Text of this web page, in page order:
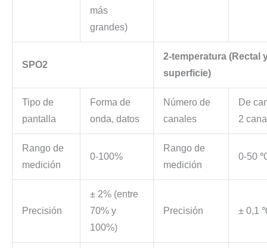
más
grandes)
SPO2
2-temperatura (Rectal
superficie)
Tipo de
pantalla
Forma de
onda, datos
Número de
canales
De
2
Rango de
medición
0-100%
Rango de
medición
0-50
Precisión
± 2% (entre
70% y
100%)
Precisión ± 0,1